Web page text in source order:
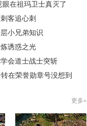
在祖玛卫士真灭了
客追心刺
小兄弟知识
诱惑之光
会道士战士突斩
在荣誉勋章号没想到
更多»